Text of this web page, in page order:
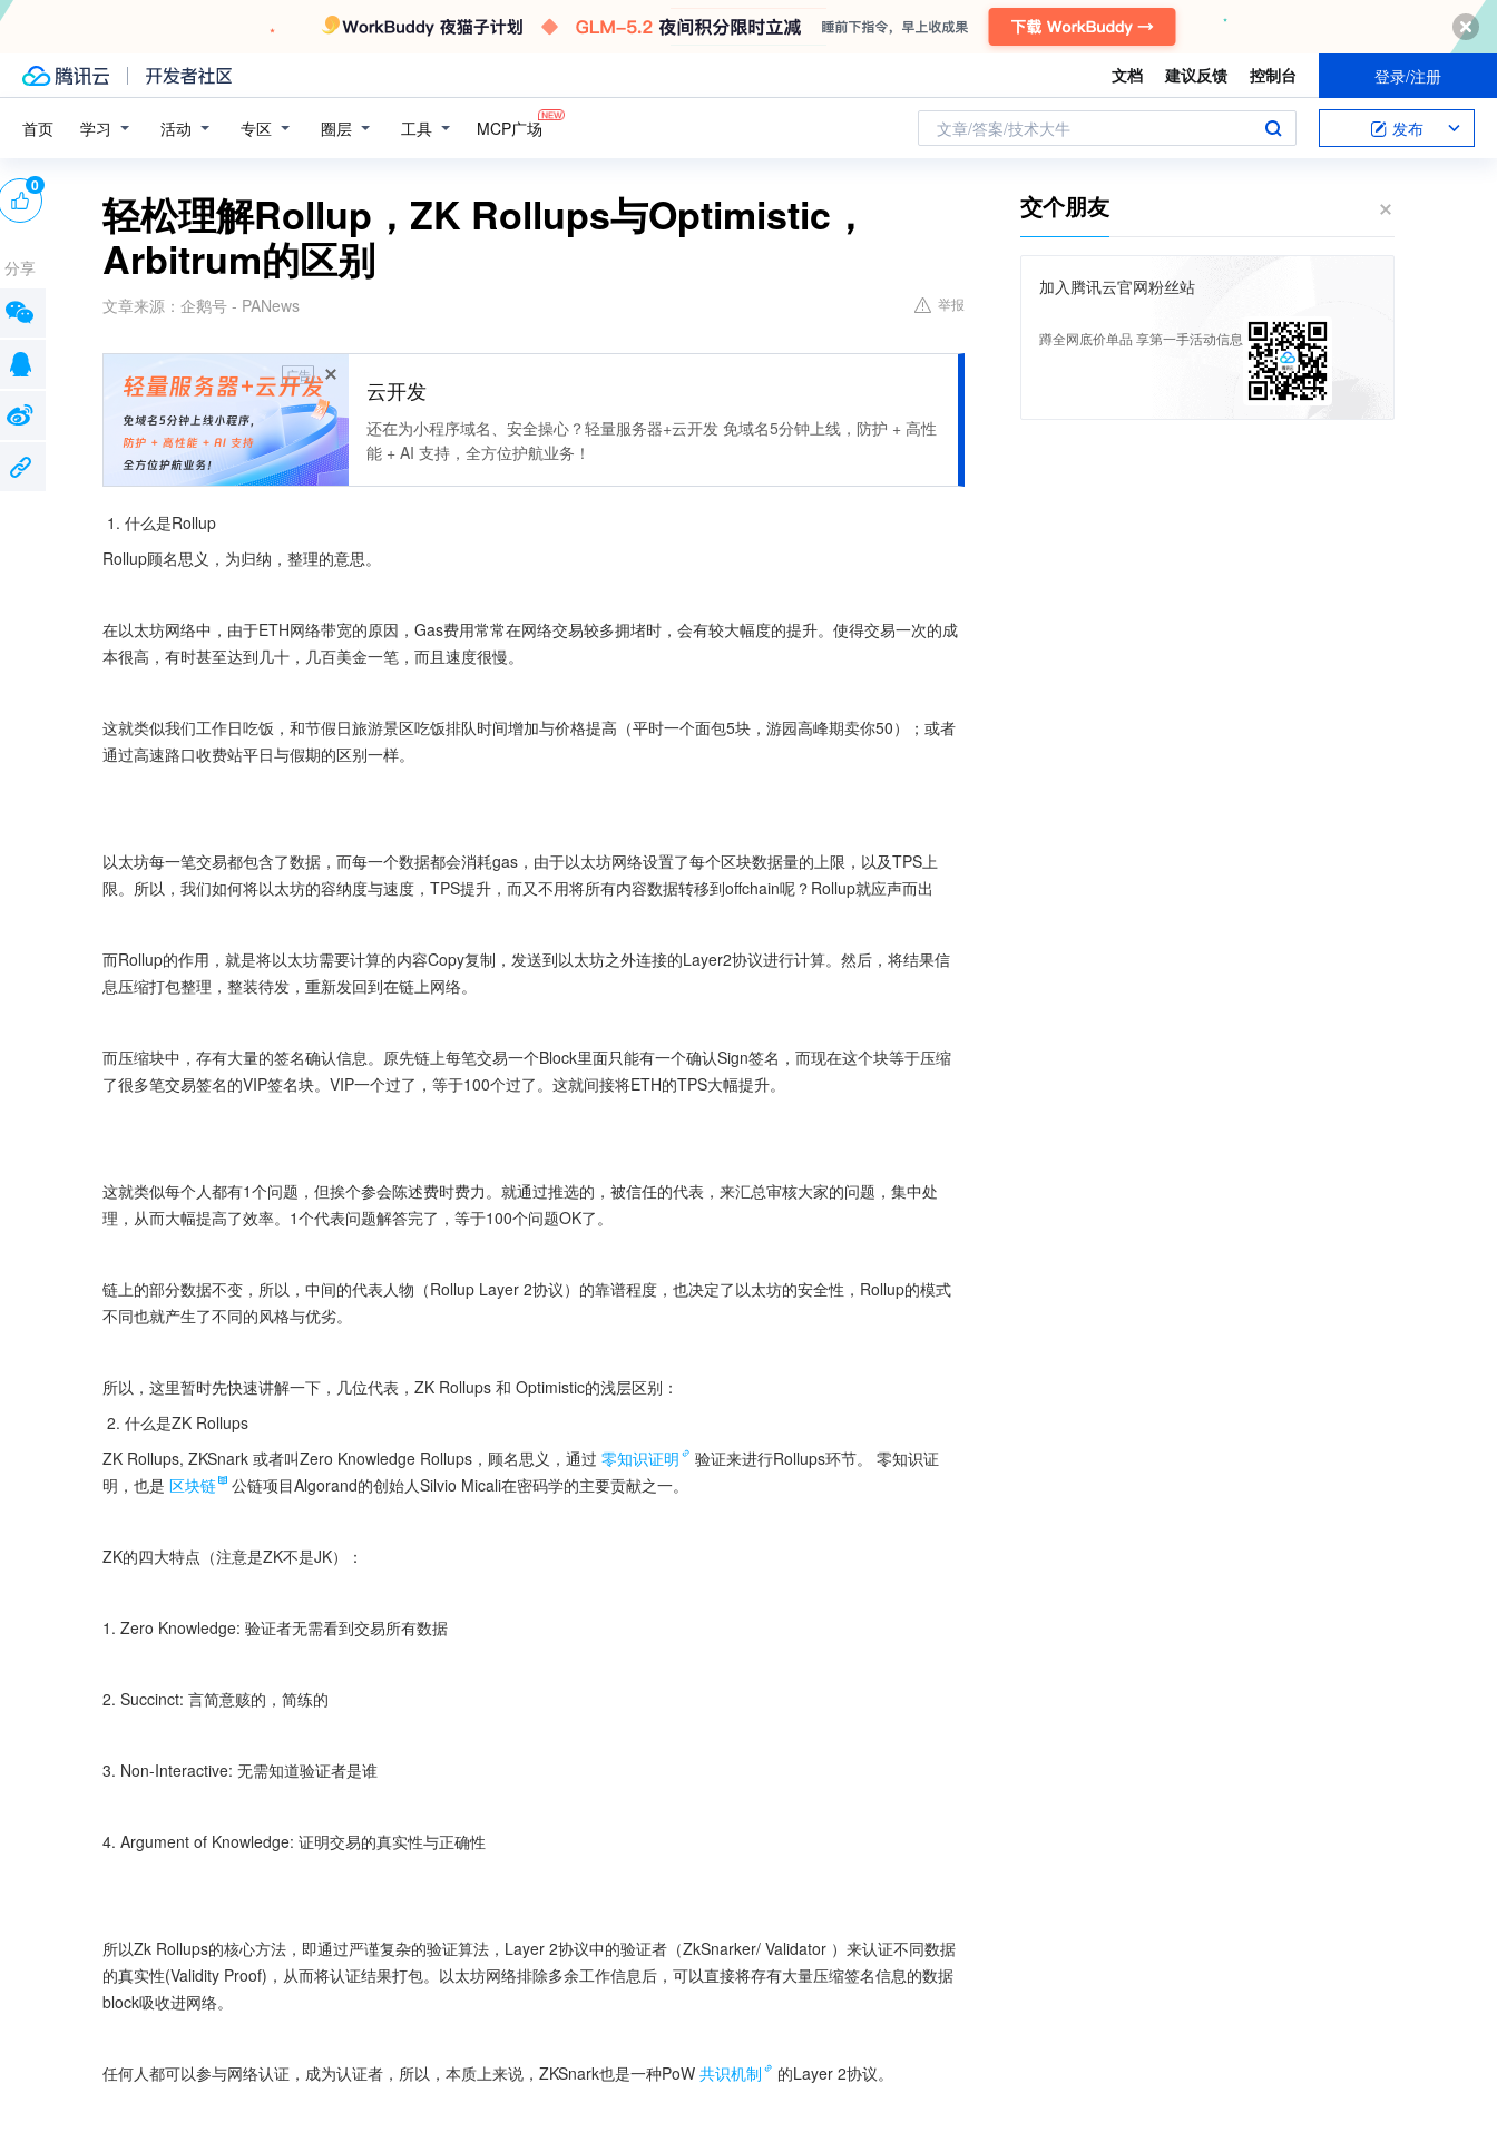
文档 建议反馈 控制台 登录/注册
首页 学习 活动 专区 圈层 工具 MCP广场 文章/答案/技术大牛 发布
轻松理解Rollup，ZK Rollups与Optimistic，
Arbitrum的区别
文章来源： 企鹅号 - PANews 举报
广告
云开发
还在为小程序域名、安全操心？轻量服务器+云开发 免域名5分钟上线，防护 + 高性
能 + AI 支持，全方位护航业务！
1. 什么是Rollup
Rollup顾名思义，为归纳，整理的意思。
在以太坊网络中，由于ETH网络带宽的原因，Gas费用常常在网络交易较多拥堵时，会有较大幅度的提升。使得交易一次的成
本很高，有时甚至达到几十，几百美金一笔，而且速度很慢。
这就类似我们工作日吃饭，和节假日旅游景区吃饭排队时间增加与价格提高（平时一个面包5块，游园高峰期卖你50）；或者
通过高速路口收费站平日与假期的区别一样。
以太坊每一笔交易都包含了数据，而每一个数据都会消耗gas，由于以太坊网络设置了每个区块数据量的上限，以及TPS上
限。所以，我们如何将以太坊的容纳度与速度，TPS提升，而又不用将所有内容数据转移到offchain呢？Rollup就应声而出
而Rollup的作用，就是将以太坊需要计算的内容Copy复制，发送到以太坊之外连接的Layer2协议进行计算。然后，将结果信
息压缩打包整理，整装待发，重新发回到在链上网络。
而压缩块中，存有大量的签名确认信息。原先链上每笔交易一个Block里面只能有一个确认Sign签名，而现在这个块等于压缩
了很多笔交易签名的VIP签名块。VIP一个过了，等于100个过了。这就间接将ETH的TPS大幅提升。
这就类似每个人都有1个问题，但挨个参会陈述费时费力。就通过推选的，被信任的代表，来汇总审核大家的问题，集中处
理，从而大幅提高了效率。1个代表问题解答完了，等于100个问题OK了。
链上的部分数据不变，所以，中间的代表人物（Rollup Layer 2协议）的靠谱程度，也决定了以太坊的安全性，Rollup的模式
不同也就产生了不同的风格与优劣。
所以，这里暂时先快速讲解一下，几位代表，ZK Rollups 和 Optimistic的浅层区别：
2. 什么是ZK Rollups
ZK Rollups, ZKSnark 或者叫Zero Knowledge Rollups，顾名思义，通过 零知识证明
验证来进行Rollups环节。 零知识证
明，也是 区块链 公链项目Algorand的创始人Silvio Micali在密码学的主要贡献之一。
ZK的四大特点（注意是ZK不是JK）：
1. Zero Knowledge: 验证者无需看到交易所有数据
2. Succinct: 言简意赅的，简练的
3. Non-Interactive: 无需知道验证者是谁
4. Argument of Knowledge: 证明交易的真实性与正确性
所以Zk Rollups的核心方法，即通过严谨复杂的验证算法，Layer 2协议中的验证者（ZkSnarker/ Validator ）来认证不同数据
的真实性(Validity Proof)，从而将认证结果打包。以太坊网络排除多余工作信息后，可以直接将存有大量压缩签名信息的数据
block吸收进网络。
任何人都可以参与网络认证，成为认证者，所以，本质上来说，ZKSnark也是一种PoW 共识机制 的Layer 2协议。
0
分享
交个朋友
加入腾讯云官网粉丝站
蹲全网底价单品 享第一手活动信息